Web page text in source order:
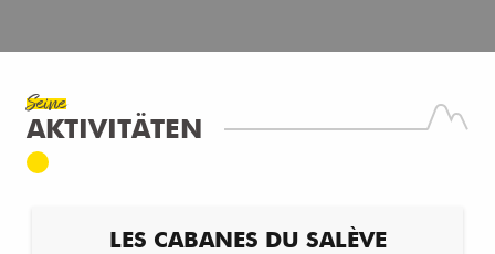
Seine
AKTIVITÄTEN
LES CABANES DU SALÈVE